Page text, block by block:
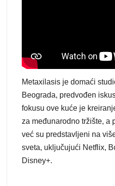
Metaxilasis je domaći
Beograda, predvođen
fokusu ove kuće je
za međunarodno tržište, a
već su predstavljeni na
sveta, uključujući Netflix,
Disney+.